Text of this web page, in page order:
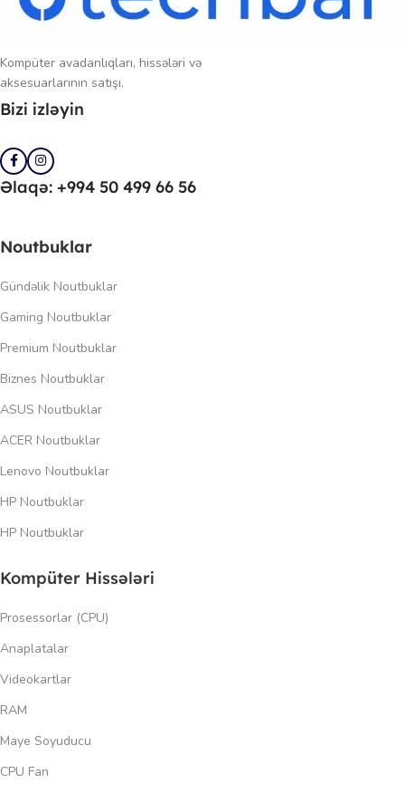
Kompüter avadanlıqları, hissələri və
aksesuarlarının satışı.
Bizi izləyin
Əlaqə: +994 50 499 66 56
Noutbuklar
Gündəlik Noutbuklar
Gaming Noutbuklar
Premium Noutbuklar
Biznes Noutbuklar
ASUS Noutbuklar
ACER Noutbuklar
Lenovo Noutbuklar
HP Noutbuklar
HP Noutbuklar
Kompüter Hissələri
Prosessorlar (CPU)
Anaplatalar
Videokartlar
RAM
Maye Soyuducu
CPU Fan